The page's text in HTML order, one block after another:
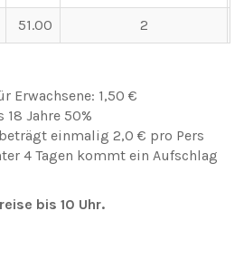
51.00 2
Erwachsene: 1,50 €
18 Jahre 50%
einmalig 2,0 € pro Pers
4 Tagen kommt ein Aufschlag
bis 10 Uhr.